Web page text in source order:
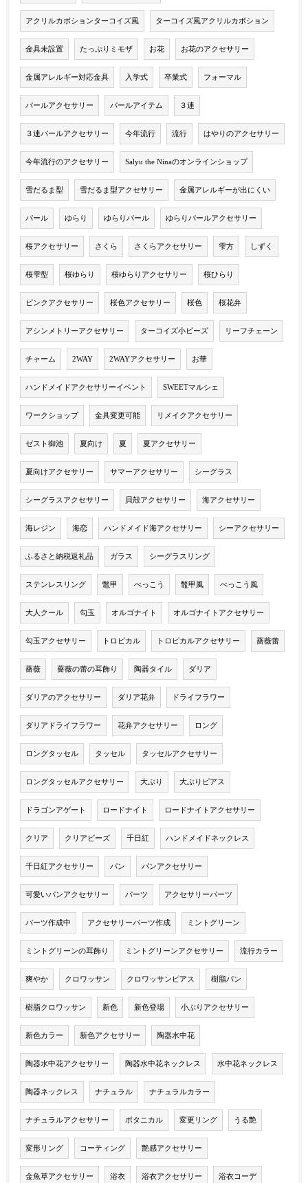
アクリルカボションターコイズ風 ターコイズ風アクリルカボション
金具未設置 たっぷりミモザ お花 お花のアクセサリー
金属アレルギー対応金具 入学式 卒業式 フォーマル
パールアクセサリー パールアイテム ３連
３連パールアクセサリー 今年流行 流行 はやりのアクセサリー
今年流行のアクセサリー Salyu the Ninaのオンラインショップ
雪だるま型 雪だるま型アクセサリー 金属アレルギーが出にくい
パール ゆらり ゆらりパール ゆらりパールアクセサリー
桜アクセサリー さくら さくらアクセサリー 雫方 しずく
桜雫型 桜ゆらり 桜ゆらりアクセサリー 桜ひらり
ピンクアクセサリー 桜色アクセサリー 桜色 桜花弁
アシンメトリーアクセサリー ターコイズ小ビーズ リーフチェーン
チャーム 2WAY 2WAYアクセサリー お華
ハンドメイドアクセサリーイベント SWEETマルシェ
ワークショップ 金具変更可能 リメイクアクセサリー
ゼスト御池 夏向け 夏 夏アクセサリー
夏向けアクセサリー サマーアクセサリー シーグラス
シーグラスアクセサリー 貝殻アクセサリー 海アクセサリー
海レジン 海恋 ハンドメイド海アクセサリー シーアクセサリー
ふるさと納税返礼品 ガラス シーグラスリング
ステンレスリング 鼈甲 べっこう 鼈甲風 べっこう風
大人クール 勾玉 オルゴナイト オルゴナイトアクセサリー
勾玉アクセサリー トロピカル トロピカルアクセサリー 薔薇蕾
薔薇 薔薇の蕾の耳飾り 陶器タイル ダリア
ダリアのアクセサリー ダリア花弁 ドライフラワー
ダリアドライフラワー 花弁アクセサリー ロング
ロングタッセル タッセル タッセルアクセサリー
ロングタッセルアクセサリー 大ぶり 大ぶりピアス
ドラゴンアゲート ロードナイト ロードナイトアクセサリー
クリア クリアビーズ 千日紅 ハンドメイドネックレス
千日紅アクセサリー パン パンアクセサリー
可愛いパンアクセサリー パーツ アクセサリーパーツ
パーツ作成中 アクセサリーパーツ作成 ミントグリーン
ミントグリーンの耳飾り ミントグリーンアクセサリー 流行カラー
爽やか クロワッサン クロワッサンピアス 樹脂パン
樹脂クロワッサン 新色 新色登場 小ぶりアクセサリー
新色カラー 新色アクセサリー 陶器水中花
陶器水中花アクセサリー 陶器水中花ネックレス 水中花ネックレス
陶器ネックレス ナチュラル ナチュラルカラー
ナチュラルアクセサリー ボタニカル 変更リング うる艶
変形リング コーティング 艶感アクセサリー
金魚草アクセサリー 浴衣 浴衣アクセサリー 浴衣コーデ